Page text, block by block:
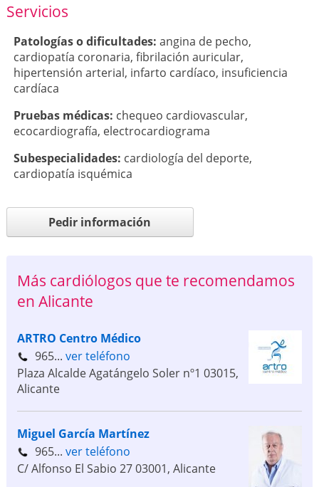
Servicios
Patologí­as o dificultades: angina de pecho,
cardiopatía coronaria, fibrilación auricular,
hipertensión arterial, infarto cardíaco, insuficiencia
cardíaca
Pruebas médicas: chequeo cardiovascular,
ecocardiografía, electrocardiograma
Subespecialidades: cardiología del deporte,
cardiopatía isquémica
Pedir información
Más cardiólogos que te recomendamos
en Alicante
ARTRO Centro Médico
965... ver teléfono
Plaza Alcalde Agatángelo Soler nº1 03015,
Alicante
Miguel García Martínez
965... ver teléfono
C/ Alfonso El Sabio 2703001, Alicante